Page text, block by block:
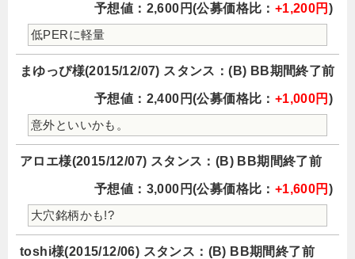
予想値：2,600円(公募価格比： +1,200円 )
低PERに軽量
まゆっぴ様(2015/12/07) スタンス：(B) BB期間終了前
予想値：2,400円(公募価格比： +1,000円 )
意外といいかも。
アロエ様(2015/12/07) スタンス：(B) BB期間終了前
予想値：3,000円(公募価格比： +1,600円 )
大穴銘柄かも!?
toshi様(2015/12/06) スタンス：(B) BB期間終了前